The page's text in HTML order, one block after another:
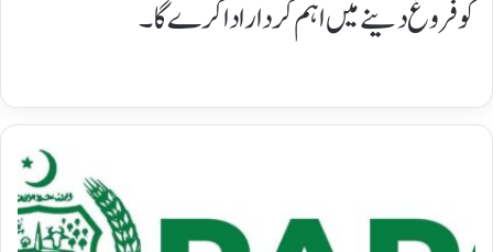
کو فروغ دینے میں اہم کردار ادا کرے گا۔